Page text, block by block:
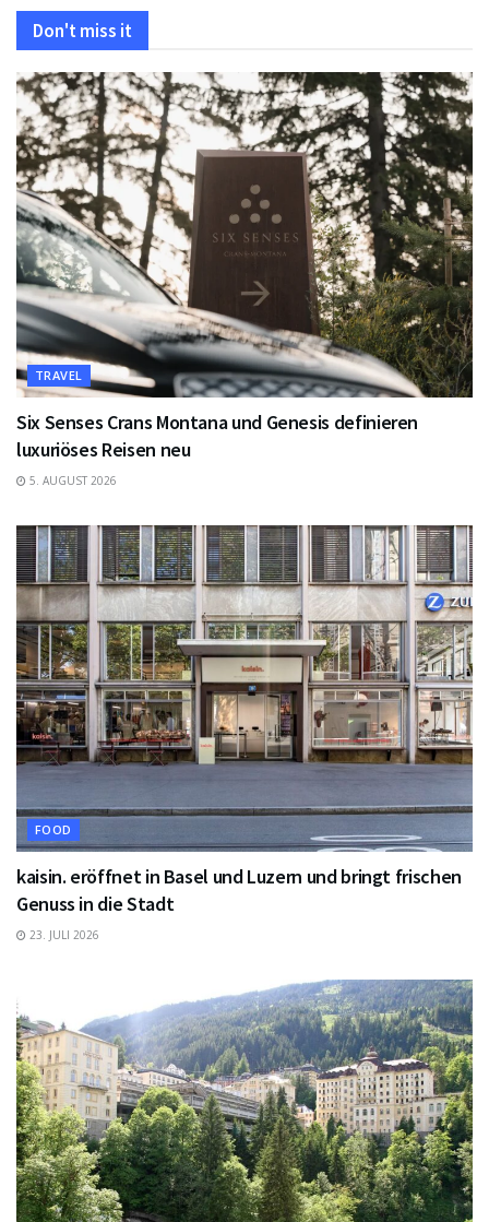
Don't miss it
TRAVEL
Six Senses Crans Montana und Genesis definieren
luxuriöses Reisen neu
5. AUGUST 2026
FOOD
kaisin. eröffnet in Basel und Luzern und bringt frischen
Genuss in die Stadt
23. JULI 2026